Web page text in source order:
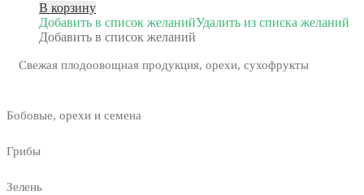
В корзину
Добавить в список желанийУдалить из списка желаний
Добавить в список желаний
Свежая плодоовощная продукция, орехи, сухофрукты
Бобовые, орехи и семена
Грибы
Зелень